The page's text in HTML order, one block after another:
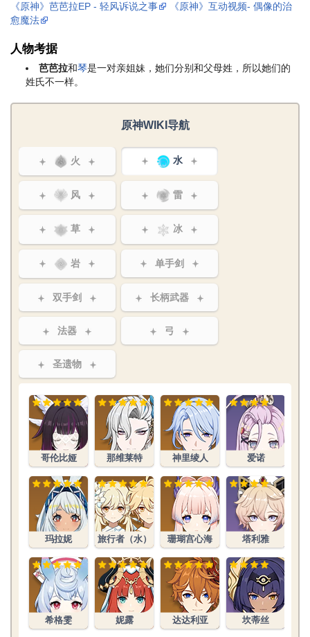
《原神》芭芭拉EP - 轻风诉说之事
《原神》互动视频- 偶像的治
愈魔法
人物考据
芭芭拉和琴是一对亲姐妹，她们分别和父母姓，所以她们的
姓氏不一样。
原神WIKI导航
火 水
风 雷
草 冰
岩 单手剑
双手剑 长柄武器
法器 弓
圣遗物
哥伦比娅
玛拉妮
希格雯
那维莱特
旅行者（水）
妮露
神里绫人
珊瑚宫心海
达达利亚
爱诺
塔利雅
坎蒂丝